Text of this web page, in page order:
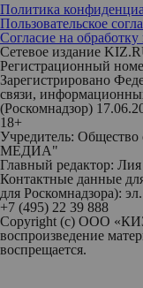
Политика
Пользовательское
Согласие на
Сетевое издание
Регистрационный
Зарегистрировано
связи,
(Роскомнадзор)
18+
Учредитель:
МЕДИА"
Главный редактор:
Контактные данные
для Роскомнадзора):
+7 (495) 22 39 888
Copyright (с) ООО
воспроизведение
воспрещается.